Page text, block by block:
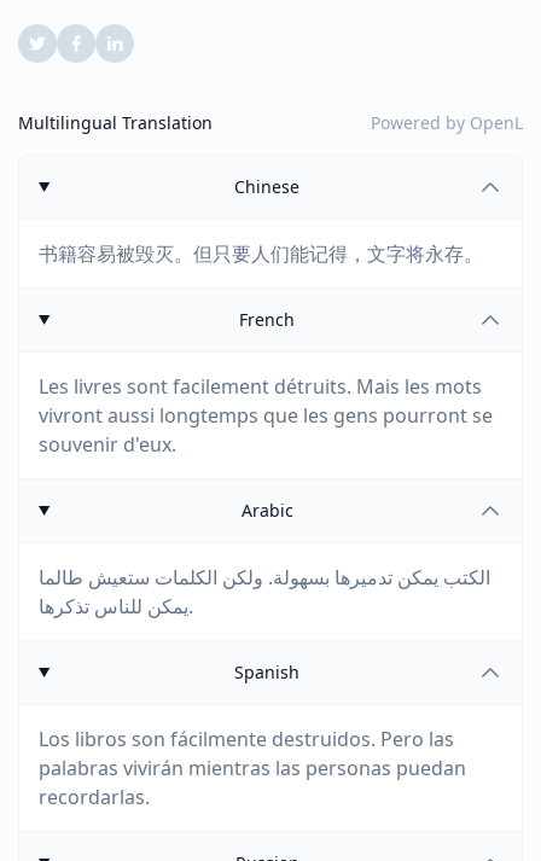
Multilingual Translation Powered by OpenL
Chinese
书籍容易被毁灭。但只要人们能记得，文字将永存。
French
Les livres sont facilement détruits. Mais les mots
vivront aussi longtemps que les gens pourront se
souvenir d'eux.
Arabic
الكتب يمكن تدميرها بسهولة. ولكن الكلمات ستعيش طالما
يمكن للناس تذكرها.
Spanish
Los libros son fácilmente destruidos. Pero las
palabras vivirán mientras las personas puedan
recordarlas.